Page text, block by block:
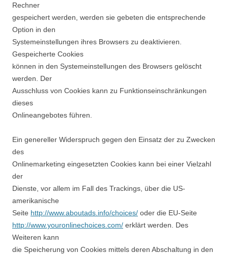
Rechner
gespeichert werden, werden sie gebeten die entsprechende
Option in den
Systemeinstellungen ihres Browsers zu deaktivieren.
Gespeicherte Cookies
können in den Systemeinstellungen des Browsers gelöscht
werden. Der
Ausschluss von Cookies kann zu Funktionseinschränkungen
dieses
Onlineangebotes führen.
Ein genereller Widerspruch gegen den Einsatz der zu Zwecken
des
Onlinemarketing eingesetzten Cookies kann bei einer Vielzahl
der
Dienste, vor allem im Fall des Trackings, über die US-
amerikanische
Seite http://www.aboutads.info/choices/ oder die EU-Seite
http://www.youronlinechoices.com/ erklärt werden. Des
Weiteren kann
die Speicherung von Cookies mittels deren Abschaltung in den